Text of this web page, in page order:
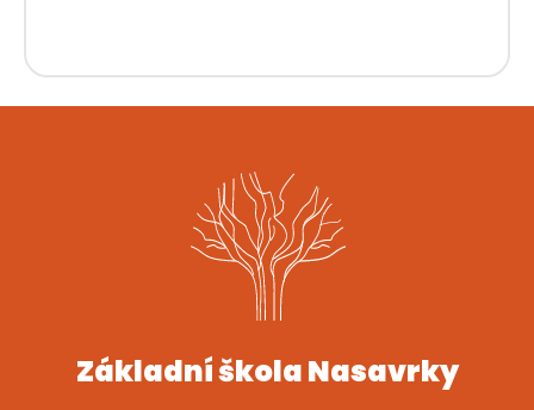
Základní škola Nasavrky